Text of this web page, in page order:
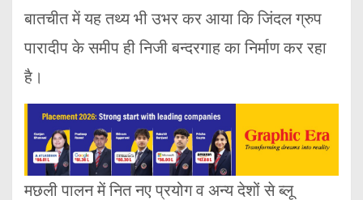
बातचीत में यह तथ्य भी उभर कर आया कि जिंदल ग्रुप
पारादीप के समीप ही निजी बन्दरगाह का निर्माण कर रहा
है।
मछली पालन में नित नए प्रयोग व अन्य देशों से ब्लू